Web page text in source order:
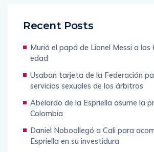
Recent Posts
Murió el papá de Lionel Messi a los
edad
Usaban tarjeta de la Federación
servicios sexuales de los árbitros
Abelardo de la Espriella asume la
Colombia
Daniel Noboallegó a Cali para
Espriella en su investidura